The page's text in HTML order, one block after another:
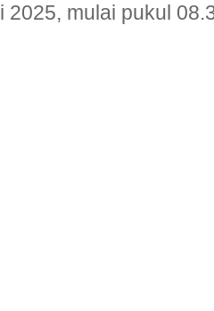
2025, mulai pukul